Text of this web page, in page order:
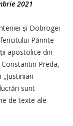
2021
și Dobrogei
Părinte
apostolice din
Preda,
sunt
de texte ale